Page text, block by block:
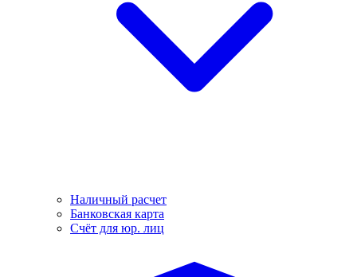
Наличный расчет
Банковская карта
Счёт для юр. лиц